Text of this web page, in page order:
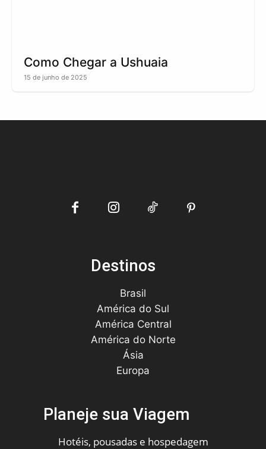
Como Chegar a Ushuaia
15 de junho de 2025
Destinos
Brasil
América do Sul
América Central
América do Norte
Ásia
Europa
Planeje sua Viagem
Hotéis, pousadas e hospedagem